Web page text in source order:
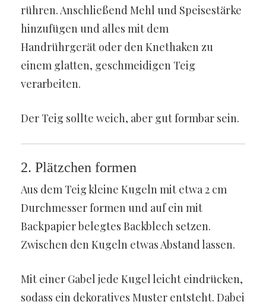
rühren. Anschließend Mehl und Speisestärke
hinzufügen und alles mit dem
Handrührgerät oder den Knethaken zu
einem glatten, geschmeidigen Teig
verarbeiten.
Der Teig sollte weich, aber gut formbar sein.
2. Plätzchen formen
Aus dem Teig kleine Kugeln mit etwa 2 cm
Durchmesser formen und auf ein mit
Backpapier belegtes Backblech setzen.
Zwischen den Kugeln etwas Abstand lassen.
Mit einer Gabel jede Kugel leicht eindrücken,
sodass ein dekoratives Muster entsteht. Dabei